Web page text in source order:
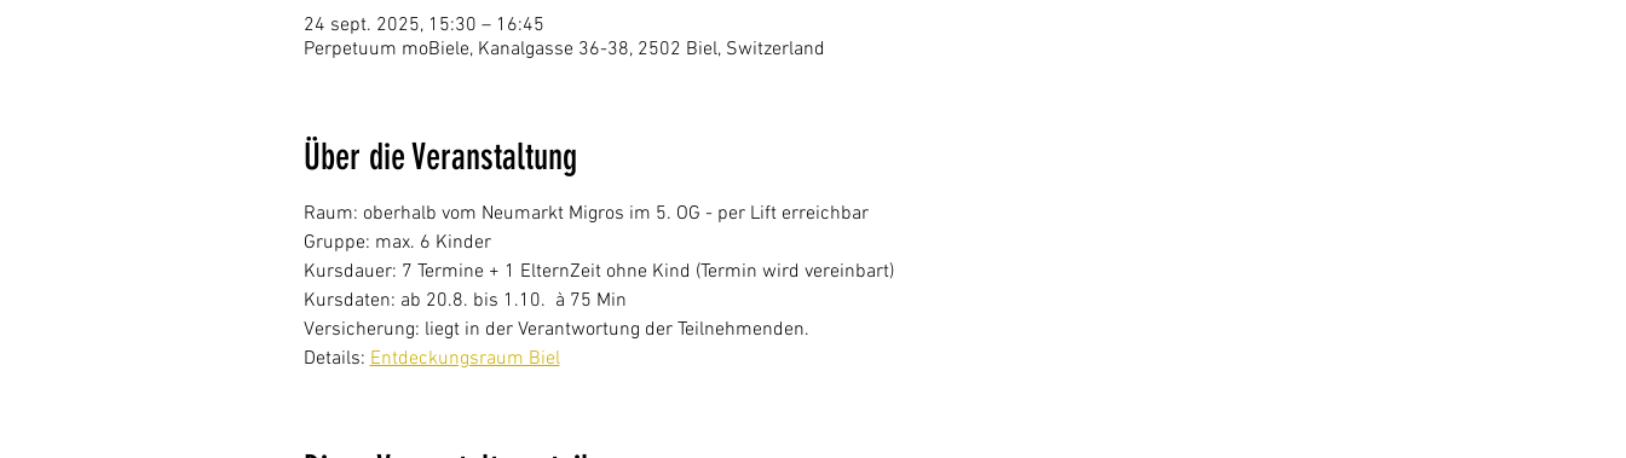
24 sept. 2025, 15:30 – 16:45
Perpetuum moBiele, Kanalgasse 36-38, 2502 Biel, Switzerland
Über die Veranstaltung
Raum: oberhalb vom Neumarkt Migros im 5. OG - per Lift erreichbar
Gruppe: max. 6 Kinder
Kursdauer: 7 Termine + 1 ElternZeit ohne Kind (Termin wird vereinbart)
Kursdaten: ab 20.8. bis 1.10.  à 75 Min
Versicherung: liegt in der Verantwortung der Teilnehmenden.
Details: Entdeckungsraum Biel